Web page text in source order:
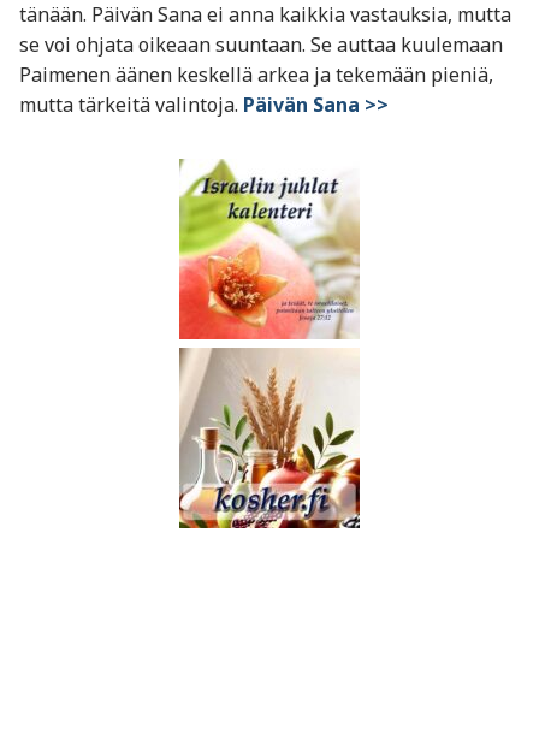
tänään. Päivän Sana ei anna kaikkia vastauksia, mutta
se voi ohjata oikeaan suuntaan. Se auttaa kuulemaan
Paimenen äänen keskellä arkea ja tekemään pieniä,
mutta tärkeitä valintoja. Päivän Sana >>